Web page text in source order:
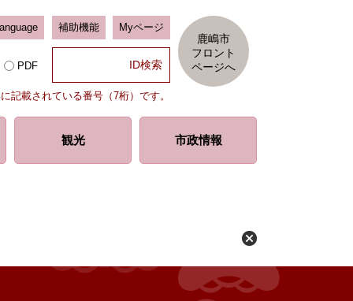
補助機能 Myページ
PDF
記載されている番号（7桁）です。
鹿嶋市
フロント
ページへ
観光 市政情報